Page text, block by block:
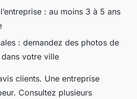
: au moins 3 à 5 ans
: demandez des photos de
votre ville
clients. Une entreprise
Consultez plusieurs